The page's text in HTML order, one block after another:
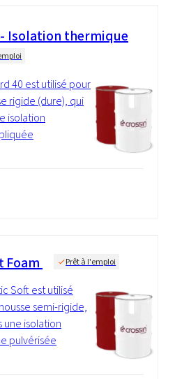
Isolation thermique
40 est utilisé pour
rigide (dure), qui
isolation
Foam Prêt à l'emploi
Soft est utilisé
semi-rigide,
isolation
pulvérisée